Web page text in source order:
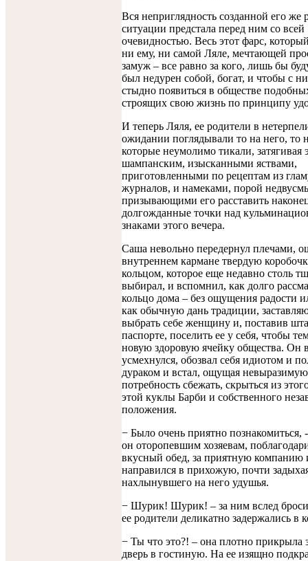
Вся неприглядность созданной его же
ситуации предстала перед ним со всей
очевидностью. Весь этот фарс,
ни ему, ни самой Ляле, мечтающей
замуж – все равно за кого, лишь бы
был недурен собой, богат, и чтобы с
стыдно появиться в обществе
строящих свою жизнь по принципу
И теперь Ляля, ее родители в
ожидании поглядывали то на него, то
которые неумолимо тикали, затягивая
шампанским, изысканными яствами,
приготовленными по рецептам из
журналов, и намеками, порой
призывающими его расставить
долгожданные точки над
знаками этого вечера.
Саша невольно передернул плечами,
внутреннем кармане твердую
кольцом, которое еще недавно столь
выбирал, и вспомнил, как долго
кольцо дома – без ощущения радости
как обычную дань традиции,
выбрать себе женщину и, поставив
паспорте, поселить ее у себя, чтобы
новую здоровую ячейку общества. Он
усмехнулся, обозвал себя идиотом и
дураком и встал, ощущая невыразимую
потребность сбежать, скрыться из
этой куклы Барби и собственного
положения.
− Было очень приятно познакомиться,
он оторопевшим хозяевам,
вкусный обед, за приятную компанию
направился в прихожую, почти
нахлынувшего на него удушья.
− Шурик! Шурик! – за ним вслед
ее родители деликатно задержались в
− Ты что это?! – она плотно прикрыла
дверь в гостиную. На ее изящно